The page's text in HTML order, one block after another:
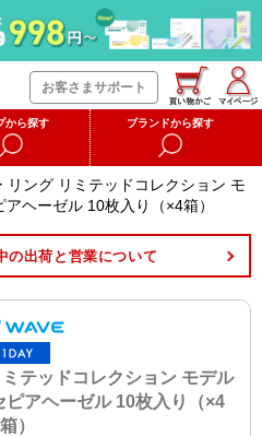
お客さまサポート
から探す ブランドから探す
リング リミテッドコレクション モ
ヘーゼル 10枚入り（×4箱）
の出荷と営業について
テッドコレクション モデル
ピアヘーゼル 10枚入り（×4
箱）